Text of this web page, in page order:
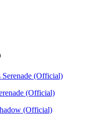
(Official)